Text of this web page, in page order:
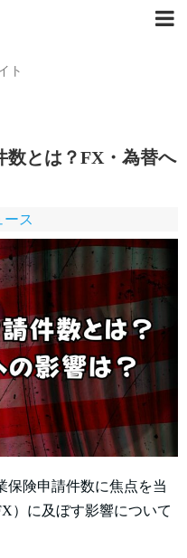
ト
数とは？FX・為替へ
ース
保険申請件数に焦点を当
）に及ぼす影響について